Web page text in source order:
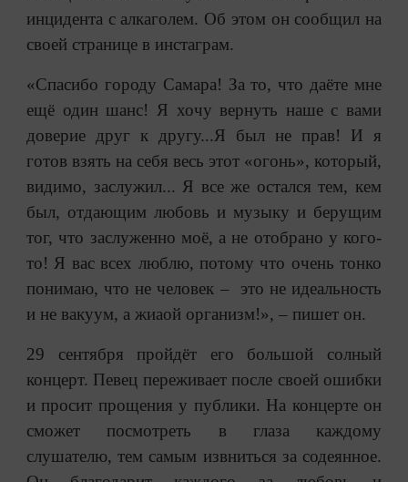
инцидента с алкаголем. Об этом он сообщил на
своей странице в инстаграм.
«Спасибо городу Самара! За то, что даёте мне
ещё один шанс! Я хочу вернуть наше с вами
доверие друг к другу...Я был не прав! И я
готов взять на себя весь этот «огонь», который,
видимо, заслужил... Я все же остался тем, кем
был, отдающим любовь и музыку и берущим
тог, что заслуженно моё, а не отобрано у кого-
то! Я вас всех люблю, потому что очень тонко
понимаю, что не человек – это не идеальность
и не вакуум, а жиаой организм!», – пишет он.
29 сентября пройдёт его большой солный
концерт. Певец переживает после своей ошибки
и просит прощения у публики. На концерте он
сможет посмотреть в глаза каждому
слушателю, тем самым извниться за содеянное.